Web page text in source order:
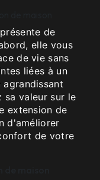
de
elle vous
de vie sans
liées à un
agrandissant
sa valeur sur le
extension de
d'améliorer
de votre